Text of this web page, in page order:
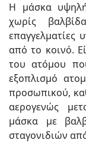
Η μάσκα
χωρίς
επαγγελματίες
από το κοινό.
του ατόμου
εξοπλισμό
προσωπικού,
αερογενώς
μάσκα με
σταγονιδιών